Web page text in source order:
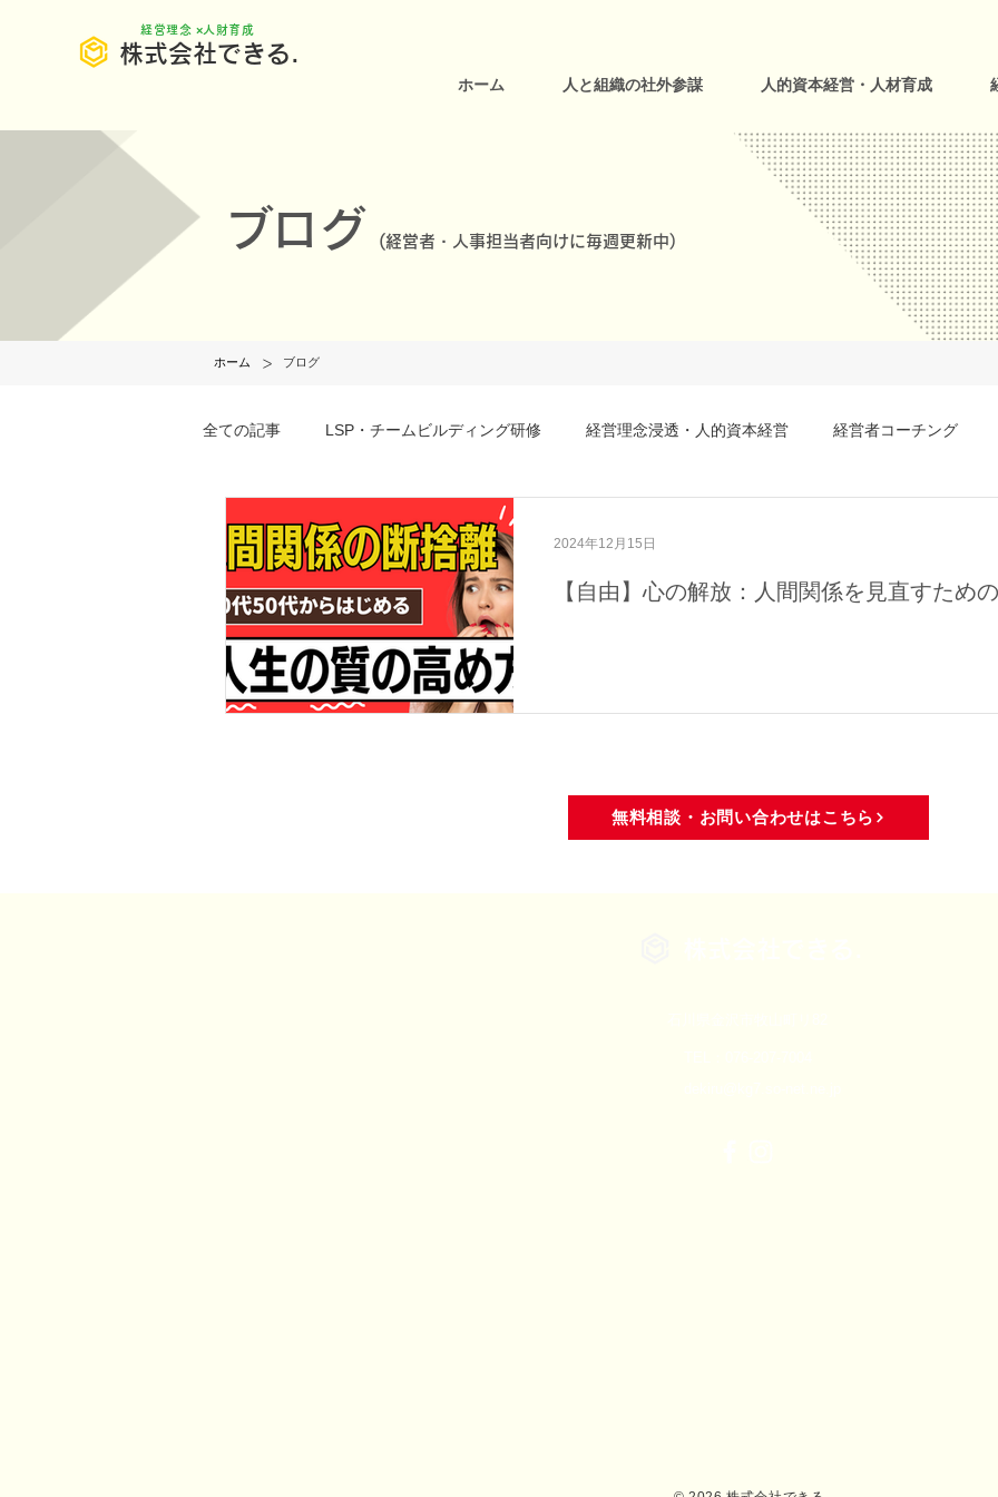
株式会社できる.
​経営理念 ×人財育成
ホーム 人と組織の社外参謀 人的資本経営・人材育成
ブログ (経営者・人事担当者向けに毎週更新中)
ホーム > ブログ
全ての記事 LSP・チームビルディング研修 経営理念浸透・人的資本経営 経営者コーチング
事例・お客様の声 SDGs・地域活動
【自由】心の解放：人間関係を見直すため
2024年12月15日
無料相談・お問い合わせはこちら